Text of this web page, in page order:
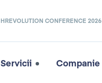
HREVOLUTION CONFERENCE 2026
Servicii Companie